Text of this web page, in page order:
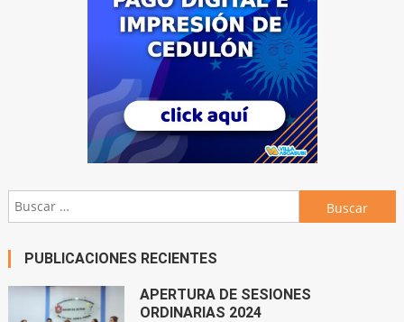
Buscar:
PUBLICACIONES RECIENTES
APERTURA DE SESIONES
ORDINARIAS 2024